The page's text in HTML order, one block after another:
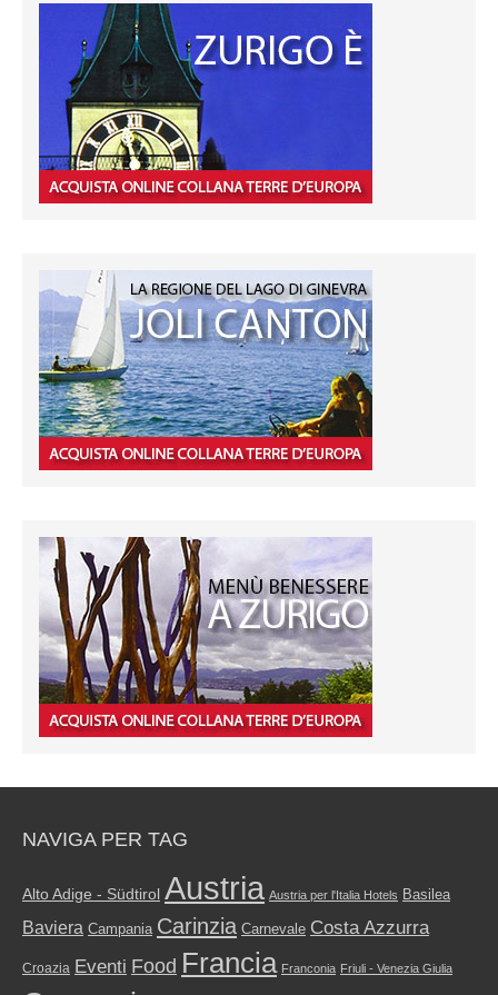
NAVIGA PER TAG
Alto Adige - Südtirol Austria Austria per l'Italia Hotels Basilea
Baviera Campania Carinzia Carnevale Costa Azzurra
Croazia Eventi Food Francia Franconia Friuli - Venezia Giulia